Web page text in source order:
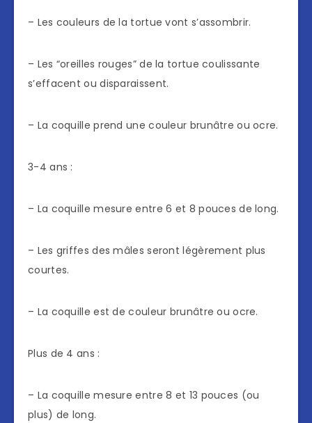
– Les couleurs de la tortue vont s’assombrir.
– Les “oreilles rouges” de la tortue coulissante
s’effacent ou disparaissent.
– La coquille prend une couleur brunâtre ou ocre.
3-4 ans :
– La coquille mesure entre 6 et 8 pouces de long.
– Les griffes des mâles seront légèrement plus
courtes.
– La coquille est de couleur brunâtre ou ocre.
Plus de 4 ans :
– La coquille mesure entre 8 et 13 pouces (ou
plus) de long.